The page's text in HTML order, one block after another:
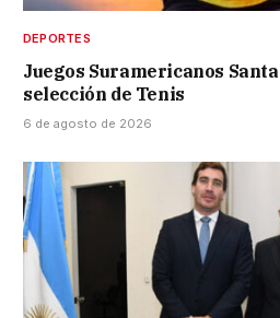
DEPORTES
Juegos Suramericanos
selección de Tenis
6 de agosto de 2026